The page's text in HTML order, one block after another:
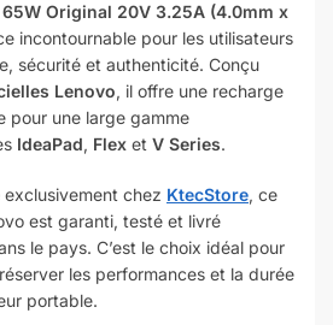
Original 20V 3.25A (4.0mm x
incontournable pour les utilisateurs
sécurité et authenticité. Conçu
Lenovo, il offre une recharge
pour une large gamme
IdeaPad, Flex et V Series.
exclusivement chez KtecStore, ce
est garanti, testé et livré
le pays. C’est le choix idéal pour
les performances et la durée
portable.